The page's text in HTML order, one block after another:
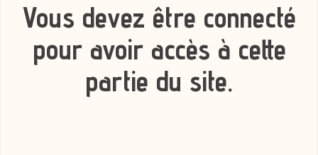
Vous devez être connecté
pour avoir accès à cette
partie du site.